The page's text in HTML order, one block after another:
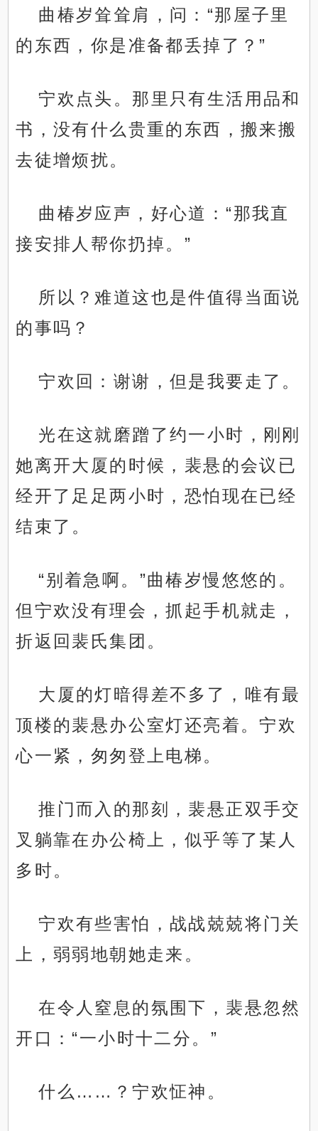
曲椿岁耸耸肩，问：“那屋子里
的东西，你是准备都丢掉了？”
宁欢点头。那里只有生活用品和
书，没有什么贵重的东西，搬来搬
去徒增烦扰。
曲椿岁应声，好心道：“那我直
接安排人帮你扔掉。”
所以？难道这也是件值得当面说
的事吗？
宁欢回：谢谢，但是我要走了。
光在这就磨蹭了约一小时，刚刚
她离开大厦的时候，裴悬的会议已
经开了足足两小时，恐怕现在已经
结束了。
“别着急啊。”曲椿岁慢悠悠的。
但宁欢没有理会，抓起手机就走，
折返回裴氏集团。
大厦的灯暗得差不多了，唯有最
顶楼的裴悬办公室灯还亮着。宁欢
心一紧，匆匆登上电梯。
推门而入的那刻，裴悬正双手交
叉躺靠在办公椅上，似乎等了某人
多时。
宁欢有些害怕，战战兢兢将门关
上，弱弱地朝她走来。
在令人窒息的氛围下，裴悬忽然
开口：“一小时十二分。”
什么……？宁欢怔神。